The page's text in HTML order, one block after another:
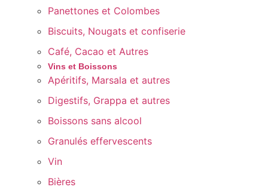
Panettones et Colombes
Biscuits, Nougats et confiserie
Café, Cacao et Autres
Vins et Boissons
Apéritifs, Marsala et autres
Digestifs, Grappa et autres
Boissons sans alcool
Granulés effervescents
Vin
Bières